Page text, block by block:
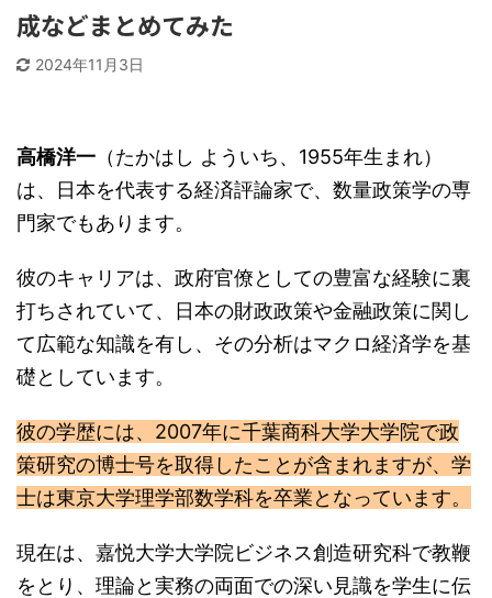
成などまとめてみた
2024年11月3日
高橋洋一 （たかはし よういち、1955年生まれ）
は、日本を代表する経済評論家で、数量政策学の専
門家でもあります。
彼のキャリアは、政府官僚としての豊富な経験に裏
打ちされていて、日本の財政政策や金融政策に関し
て広範な知識を有し、その分析はマクロ経済学を基
礎としています。
彼の学歴には、2007年に千葉商科大学大学院で政
策研究の博士号を取得したことが含まれますが、学
士は東京大学理学部数学科を卒業となっています。
現在は、嘉悦大学大学院ビジネス創造研究科で教鞭
をとり、理論と実務の両面での深い見識を学生に伝